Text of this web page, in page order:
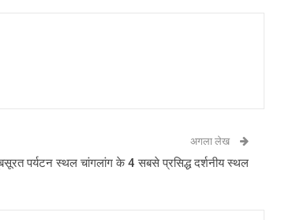
अगला लेख
पर्यटन स्थल चांगलांग के 4 सबसे प्रसिद्ध दर्शनीय स्थल